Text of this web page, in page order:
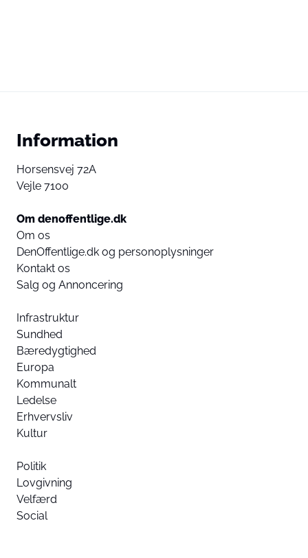
Information
Horsensvej 72A
Vejle 7100
Om denoffentlige.dk
Om os
DenOffentlige.dk og personoplysninger
Kontakt os
Salg og Annoncering
Infrastruktur
Sundhed
Bæredygtighed
Europa
Kommunalt
Ledelse
Erhvervsliv
Kultur
Politik
Lovgivning
Velfærd
Social